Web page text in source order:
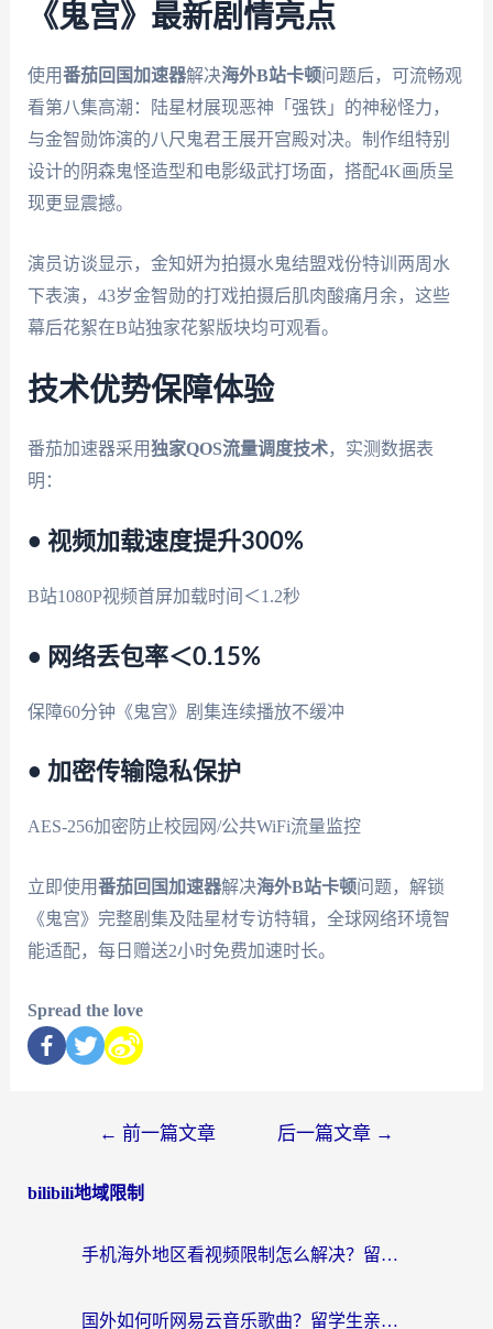
《鬼宫》最新剧情亮点
使用番茄回国加速器解决海外B站卡顿问题后，可流畅观
看第八集高潮：陆星材展现恶神「强铁」的神秘怪力，
与金智勋饰演的八尺鬼君王展开宫殿对决。制作组特别
设计的阴森鬼怪造型和电影级武打场面，搭配4K画质呈
现更显震撼。
演员访谈显示，金知妍为拍摄水鬼结盟戏份特训两周水
下表演，43岁金智勋的打戏拍摄后肌肉酸痛月余，这些
幕后花絮在B站独家花絮版块均可观看。
技术优势保障体验
番茄加速器采用独家QOS流量调度技术，实测数据表
明：
• 视频加载速度提升300%
B站1080P视频首屏加载时间＜1.2秒
• 网络丢包率＜0.15%
保障60分钟《鬼宫》剧集连续播放不缓冲
• 加密传输隐私保护
AES-256加密防止校园网/公共WiFi流量监控
立即使用番茄回国加速器解决海外B站卡顿问题，解锁
《鬼宫》完整剧集及陆星材专访特辑，全球网络环境智
能适配，每日赠送2小时免费加速时长。
Spread the love
← 前一篇文章 后一篇文章 →
bilibili地域限制
手机海外地区看视频限制怎么解决？留学生亲测有效的回国加速器指南
国外如何听网易云音乐歌曲？留学生亲测有效的回国加速方案